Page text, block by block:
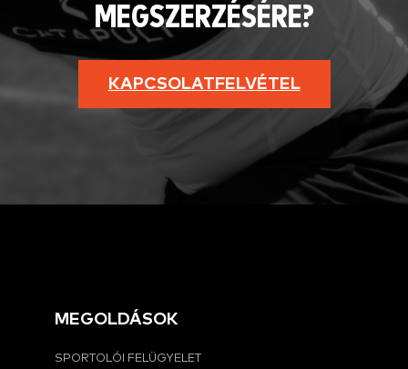
MEGSZERZÉSÉRE?
KAPCSOLATFELVÉTEL
MEGOLDÁSOK
SPORTOLÓI FELÜGYELET